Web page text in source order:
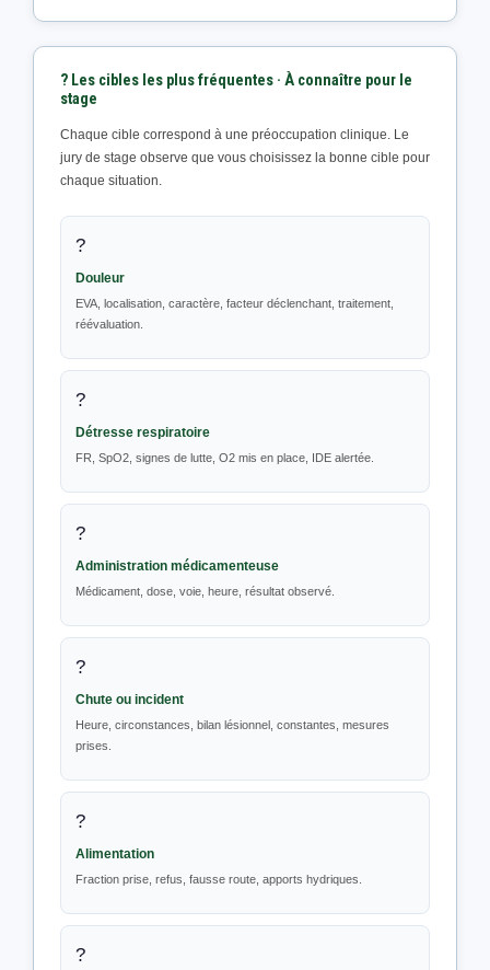
? Les cibles les plus fréquentes · À connaître pour le
stage
Chaque cible correspond à une préoccupation clinique. Le
jury de stage observe que vous choisissez la bonne cible pour
chaque situation.
?️
Douleur
EVA, localisation, caractère, facteur déclenchant, traitement,
réévaluation.
?
Détresse respiratoire
FR, SpO2, signes de lutte, O2 mis en place, IDE alertée.
?
Administration médicamenteuse
Médicament, dose, voie, heure, résultat observé.
?
Chute ou incident
Heure, circonstances, bilan lésionnel, constantes, mesures
prises.
?️
Alimentation
Fraction prise, refus, fausse route, apports hydriques.
?